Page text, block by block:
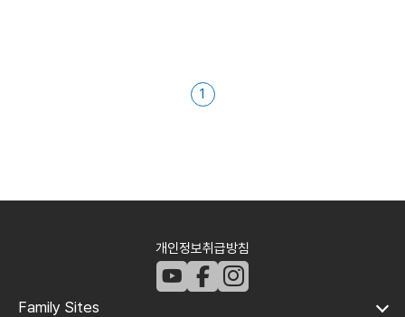
1
개인정보취급방침
Family Sites